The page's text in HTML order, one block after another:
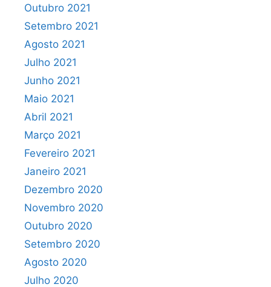
Outubro 2021
Setembro 2021
Agosto 2021
Julho 2021
Junho 2021
Maio 2021
Abril 2021
Março 2021
Fevereiro 2021
Janeiro 2021
Dezembro 2020
Novembro 2020
Outubro 2020
Setembro 2020
Agosto 2020
Julho 2020